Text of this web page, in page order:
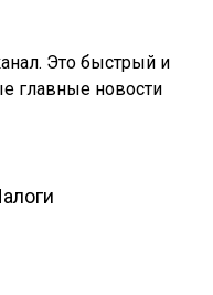
Это быстрый и
главные новости